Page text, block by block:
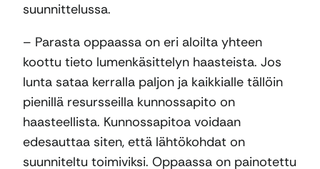
suunnittelussa.
– Parasta oppaassa on eri aloilta yhteen
koottu tieto lumenkäsittelyn haasteista. Jos
lunta sataa kerralla paljon ja kaikkialle tällöin
pienillä resursseilla kunnossapito on
haasteellista. Kunnossapitoa voidaan
edesauttaa siten, että lähtökohdat on
suunniteltu toimiviksi. Oppaassa on painotettu